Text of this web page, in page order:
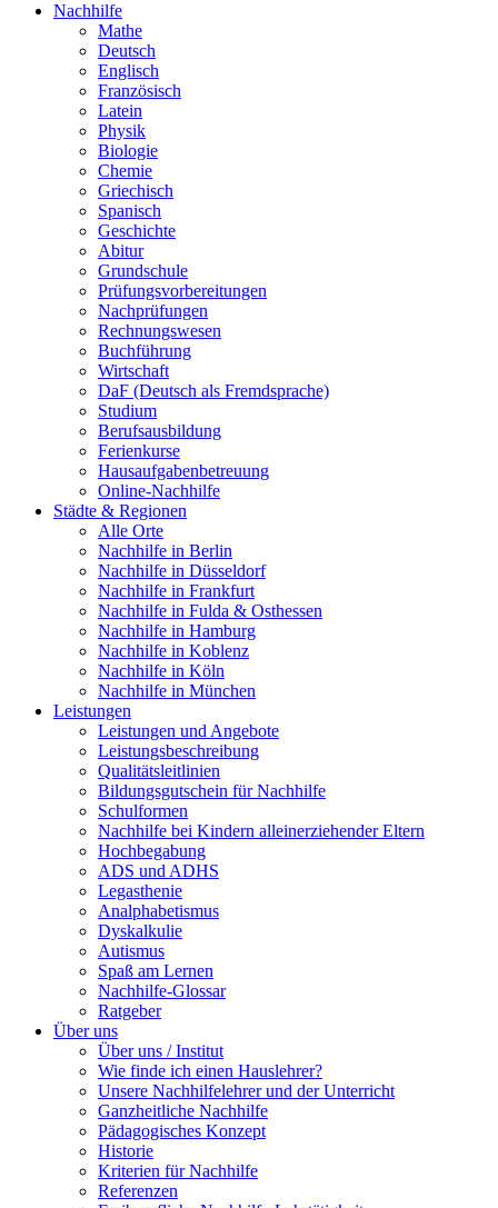
Nachhilfe
Mathe
Deutsch
Englisch
Französisch
Latein
Physik
Biologie
Chemie
Griechisch
Spanisch
Geschichte
Abitur
Grundschule
Prüfungsvorbereitungen
Nachprüfungen
Rechnungswesen
Buchführung
Wirtschaft
DaF (Deutsch als Fremdsprache)
Studium
Berufsausbildung
Ferienkurse
Hausaufgabenbetreuung
Online-Nachhilfe
Städte & Regionen
Alle Orte
Nachhilfe in Berlin
Nachhilfe in Düsseldorf
Nachhilfe in Frankfurt
Nachhilfe in Fulda & Osthessen
Nachhilfe in Hamburg
Nachhilfe in Koblenz
Nachhilfe in Köln
Nachhilfe in München
Leistungen
Leistungen und Angebote
Leistungsbeschreibung
Qualitätsleitlinien
Bildungsgutschein für Nachhilfe
Schulformen
Nachhilfe bei Kindern alleinerziehender Eltern
Hochbegabung
ADS und ADHS
Legasthenie
Analphabetismus
Dyskalkulie
Autismus
Spaß am Lernen
Nachhilfe-Glossar
Ratgeber
Über uns
Über uns / Institut
Wie finde ich einen Hauslehrer?
Unsere Nachhilfelehrer und der Unterricht
Ganzheitliche Nachhilfe
Pädagogisches Konzept
Historie
Kriterien für Nachhilfe
Referenzen